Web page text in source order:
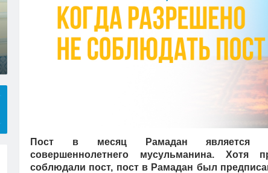
Пост в месяц Рамадан является
совершеннолетнего мусульманина.
соблюдали пост, пост в Рамадан был